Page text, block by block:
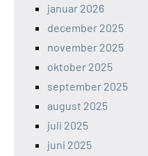
januar 2026
december 2025
november 2025
oktober 2025
september 2025
august 2025
juli 2025
juni 2025